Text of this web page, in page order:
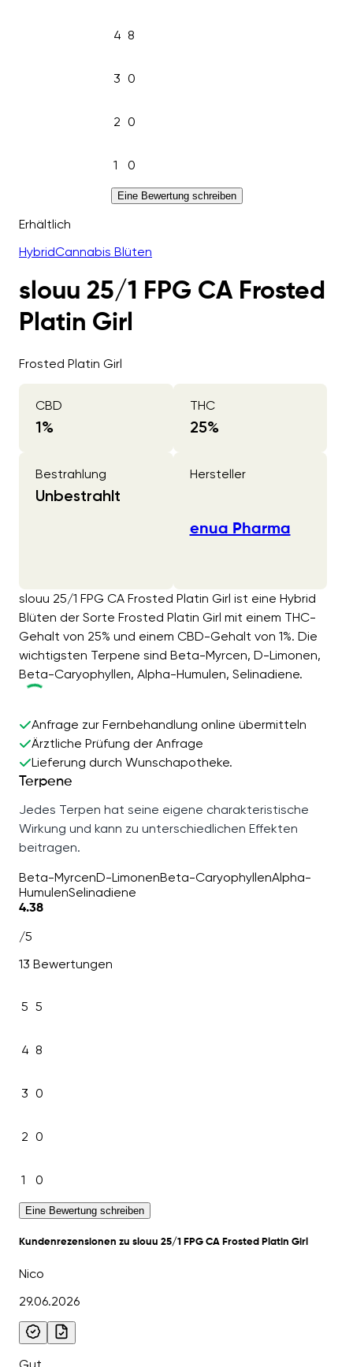
4 8
3 0
2 0
1 0
Eine Bewertung schreiben
Erhältlich
HybridCannabis Blüten
slouu 25/1 FPG CA Frosted
Platin Girl
Frosted Platin Girl
CBD
1%
THC
25%
Bestrahlung
Unbestrahlt
Hersteller
enua Pharma
slouu 25/1 FPG CA Frosted Platin Girl ist eine Hybrid
Blüten der Sorte Frosted Platin Girl mit einem THC-
Gehalt von 25% und einem CBD-Gehalt von 1%. Die
wichtigsten Terpene sind Beta-Myrcen, D-Limonen,
Beta-Caryophyllen, Alpha-Humulen, Selinadiene.
Anfrage zur Fernbehandlung online übermitteln
Ärztliche Prüfung der Anfrage
Lieferung durch Wunschapotheke.
Terpene
Jedes Terpen hat seine eigene charakteristische
Wirkung und kann zu unterschiedlichen Effekten
beitragen.
Beta-MyrcenD-LimonenBeta-CaryophyllenAlpha-
HumulenSelinadiene
4.38
/5
13 Bewertungen
5 5
4 8
3 0
2 0
1 0
Eine Bewertung schreiben
Kundenrezensionen zu slouu 25/1 FPG CA Frosted Platin Girl
Nico
29.06.2026